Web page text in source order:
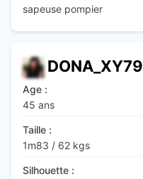
sapeuse pompier
DONA_XY79
Age :
45 ans
Taille :
1m83 / 62 kgs
Silhouette :